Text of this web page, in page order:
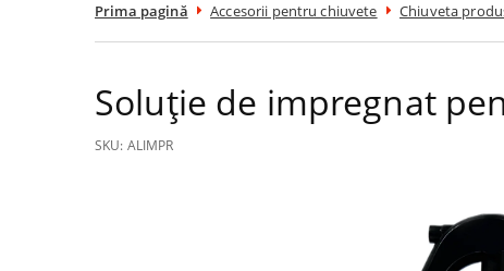
Prima pagină Accesorii pentru chiuvete Chiuveta
Soluție de impregnat
SKU: ALIMPR